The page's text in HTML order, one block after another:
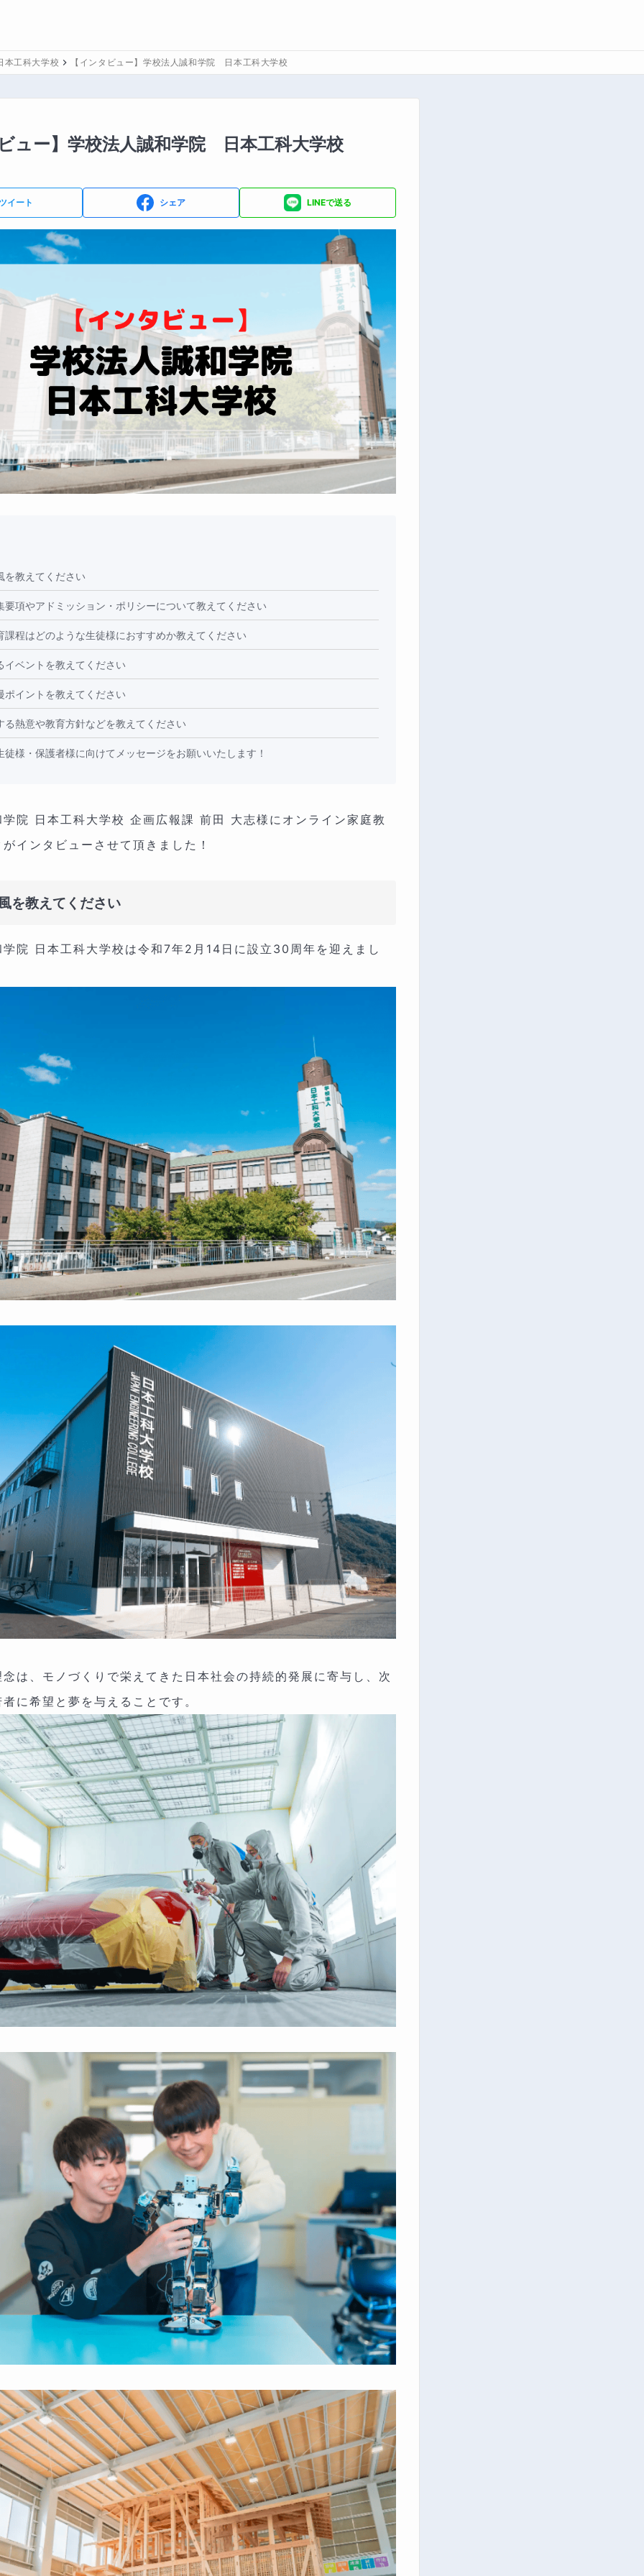
工科大学校 【インタビュー】学校法人誠和学院 日本工科大学校
ュー】学校法人誠和学院 日本工科大学校
イート シェア LINEで送る
を教えてください
要項やアドミッション・ポリシーについて教えてください
課程はどのような生徒様におすすめか教えてください
イベントを教えてください
ポイントを教えてください
る熱意や教育方針などを教えてください
徒様・保護者様に向けてメッセージをお願いいたします！
学院 日本工科大学校 企画広報課 前田 大志様にオンライン家庭教
インタビューさせて頂きました！
を教えてください
学院 日本工科大学校は令和7年2月14日に設立30周年を迎えまし
は、モノづくりで栄えてきた日本社会の持続的発展に寄与し、次
に希望と夢を与えることです。